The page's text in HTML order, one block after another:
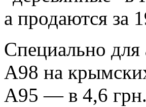
а продаются за
Специально для
А98 на
А95 — в 4,6